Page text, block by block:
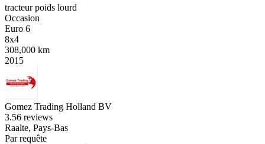
tracteur poids lourd
Occasion
Euro 6
8x4
308,000 km
2015
Gomez Trading Holland BV
3.56 reviews
Raalte, Pays-Bas
Par requête